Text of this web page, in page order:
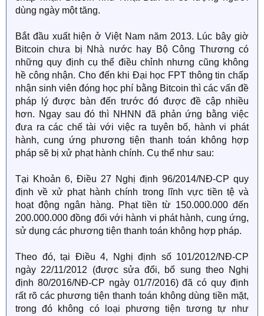
dùng ngày một tăng.
Bắt đầu xuất hiện ở Việt Nam năm 2013. Lúc bây giờ
Bitcoin chưa bị Nhà nước hay Bộ Công Thương có
những quy định cụ thể điều chỉnh nhưng cũng không
hề công nhận. Cho đến khi Đại học FPT thông tin chấp
nhận sinh viên đóng học phí bằng Bitcoin thì các vấn đề
pháp lý được bàn đến trước đó được đề cập nhiều
hơn. Ngay sau đó thì NHNN đã phản ứng bằng việc
đưa ra các chế tài với việc ra tuyên bố, hành vi phát
hành, cung ứng phương tiện thanh toán không hợp
pháp sẽ bị xử phạt hành chính. Cụ thể như sau:
Tại Khoản 6, Điều 27 Nghị định 96/2014/NĐ-CP quy
định về xử phạt hành chính trong lĩnh vực tiền tệ và
hoạt động ngân hàng. Phạt tiền từ 150.000.000 đến
200.000.000 đồng đối với hành vi phát hành, cung ứng,
sử dụng các phương tiện thanh toán không hợp pháp.
Theo đó, tại Điều 4, Nghị định số 101/2012/NĐ-CP
ngày 22/11/2012 (được sửa đổi, bổ sung theo Nghị
định 80/2016/NĐ-CP ngày 01/7/2016) đã có quy định
rất rõ các phương tiện thanh toán không dùng tiền mặt,
trong đó không có loại phương tiện tương tự như